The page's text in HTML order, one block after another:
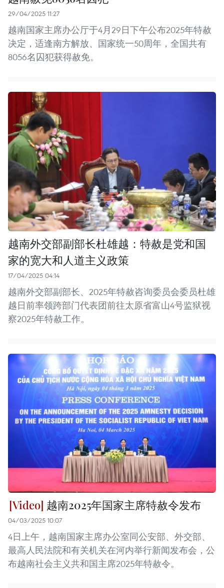
29/04/2025 11:27
越南国家主席办公厅于4月29日下午公布2025年特赦
决定，适逢南方解放、国家统一50周年，全国共有
8056名囚犯获得赦免。
越南外交部副部长杜雄越：特赦是党和国
家的宽大和人道主义政策
17/04/2025 04:14
越南外交部副部长、2025年特赦咨询委员会委员杜雄
越日前率领跨部门代表团前往太原省富山4号监狱视
察2025年特赦工作。
越南2025年国家主席特赦令发布
04/03/2025 10:07
4日上午，越南国家主席办公室同公安部、外交部、
最高人民法院和有关机关在河内举行新闻发布会，公
布越南社会主义共和国主席2025年特赦令。